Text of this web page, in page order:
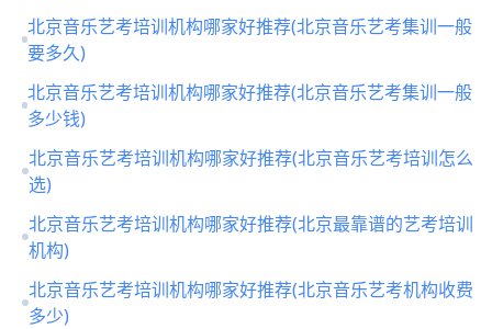
北京音乐艺考培训机构哪家好推荐(北京音乐艺考集训一般
要多久)
北京音乐艺考培训机构哪家好推荐(北京音乐艺考集训一般
多少钱)
北京音乐艺考培训机构哪家好推荐(北京音乐艺考培训怎么
选)
北京音乐艺考培训机构哪家好推荐(北京最靠谱的艺考培训
机构)
北京音乐艺考培训机构哪家好推荐(北京音乐艺考机构收费
多少)